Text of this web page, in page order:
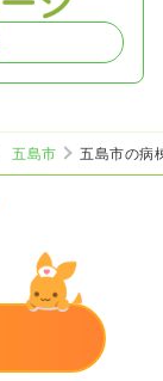
五島市
五島市の病